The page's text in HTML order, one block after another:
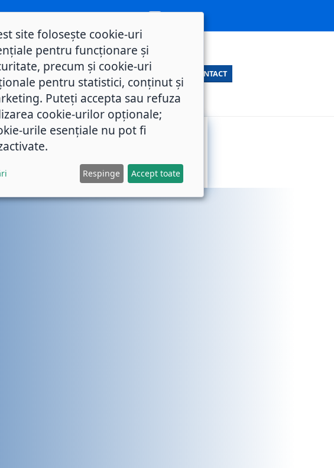
CONTACT
site folosește cookie-uri
pentru funcționare și
precum și cookie-uri
pentru statistici, conținut și
Puteți accepta sau refuza
cookie-urilor opționale;
urile esențiale nu pot fi
Respinge Accept toate